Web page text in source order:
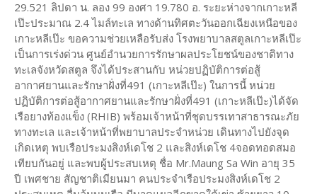
29.521 ลิปดา น. ลอง 99 องศา 19.780 อ. ระยะห่างจากเกาะหลี
เป๊ะประมาณ 2.4 ไมล์ทะเล ทางด้านทิศตะวันออกเฉียงเหนือของ
เกาะหลีเป๊ะ ขอความช่วยเหลือรับส่ง โรงพยาบาลสตูลเกาะหลีเป๊ะ
เป็นการเร่งด่วน ศูนย์อำนวยการรักษาผลประโยชน์ของชาติทาง
ทะเลจังหวัดสตูล จึงได้ประสานกับ หน่วยปฏิบัติการต่อสู้
อากาศยานและรักษาฝั่งที่491 (เกาะหลีเป๊ะ) ในการนี้ หน่วย
ปฏิบัติการต่อสู้อากาศยานและรักษาฝั่งที่491 (เกาะหลีเป๊ะ)ได้จัด
เรือยางท้องแข็ง (RHIB) พร้อมเจ้าหน้าที่ชุดบรรเทาสาธารณะภัย
ทางทะเล และเจ้าหน้าที่พยาบาลประจำหน่วย เดินทางไปยังจุด
เกิดเหตุ พบเรือประมงสิงห์เดโช 2 และสิงห์เดโช 4จอดทอดสมอ
เทียบกันอยู่ และพบผู้ประสบเหตุ ชื่อ Mr.Maung Sa Win อายุ 35
ปี เพศชาย สัญชาติเมียนมา คนประจำเรือประมงสิงห์เดโช 2